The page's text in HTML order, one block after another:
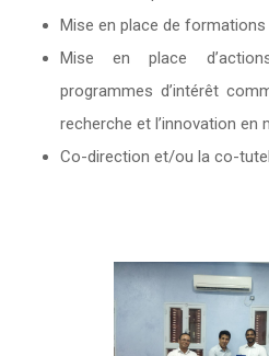
Mise en place de
Mise en place
programmes d’intérêt
recherche et l’innovation en
Co-direction et/ou la co-